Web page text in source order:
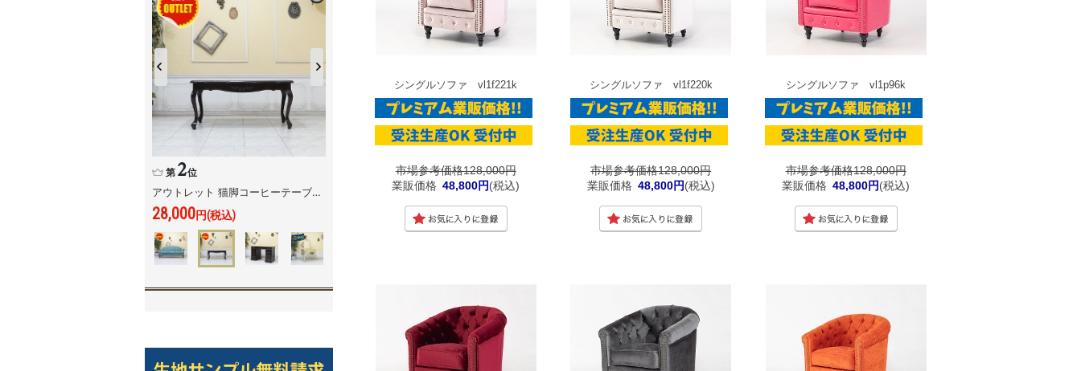
シングルソファ vl1f221k
市場参考価格128,000円
業販価格 48,800円(税込)
シングルソファ vl1f220k
市場参考価格128,000円
業販価格 48,800円(税込)
シングルソファ vl1p96k
市場参考価格128,000円
業販価格 48,800円(税込)